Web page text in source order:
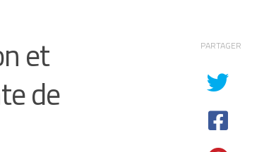
et
de
PARTAGER